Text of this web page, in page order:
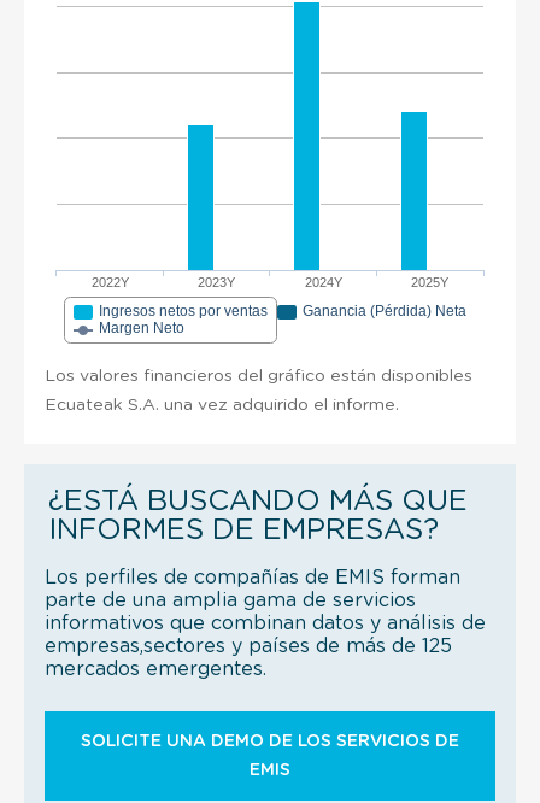
2022Y 2023Y 2024Y 2025Y
Ingresos netos por ventas
Ganancia (Pérdida) Neta
Margen Neto
Los valores financieros del gráfico están disponibles
Ecuateak S.A. una vez adquirido el informe.
¿ESTÁ BUSCANDO MÁS QUE
INFORMES DE EMPRESAS?
Los perfiles de compañías de EMIS forman
parte de una amplia gama de servicios
informativos que combinan datos y análisis de
empresas,sectores y países de más de 125
mercados emergentes.
SOLICITE UNA DEMO DE LOS SERVICIOS DE
EMIS